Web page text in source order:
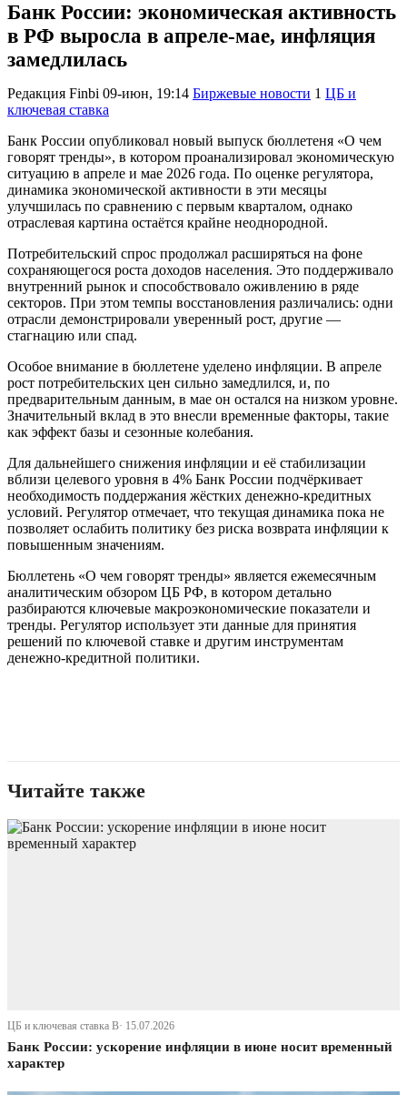
Банк России: экономическая активность
в РФ выросла в апреле-мае, инфляция
замедлилась
Редакция Finbi 09-июн, 19:14 Биржевые новости 1 ЦБ и
ключевая ставка
Банк России опубликовал новый выпуск бюллетеня «О чем
говорят тренды», в котором проанализировал экономическую
ситуацию в апреле и мае 2026 года. По оценке регулятора,
динамика экономической активности в эти месяцы
улучшилась по сравнению с первым кварталом, однако
отраслевая картина остаётся крайне неоднородной.
Потребительский спрос продолжал расширяться на фоне
сохраняющегося роста доходов населения. Это поддерживало
внутренний рынок и способствовало оживлению в ряде
секторов. При этом темпы восстановления различались: одни
отрасли демонстрировали уверенный рост, другие —
стагнацию или спад.
Особое внимание в бюллетене уделено инфляции. В апреле
рост потребительских цен сильно замедлился, и, по
предварительным данным, в мае он остался на низком уровне.
Значительный вклад в это внесли временные факторы, такие
как эффект базы и сезонные колебания.
Для дальнейшего снижения инфляции и её стабилизации
вблизи целевого уровня в 4% Банк России подчёркивает
необходимость поддержания жёстких денежно-кредитных
условий. Регулятор отмечает, что текущая динамика пока не
позволяет ослабить политику без риска возврата инфляции к
повышенным значениям.
Бюллетень «О чем говорят тренды» является ежемесячным
аналитическим обзором ЦБ РФ, в котором детально
разбираются ключевые макроэкономические показатели и
тренды. Регулятор использует эти данные для принятия
решений по ключевой ставке и другим инструментам
денежно-кредитной политики.
Читайте также
ЦБ и ключевая ставка В· 15.07.2026
Банк России: ускорение инфляции в июне носит временный
характер